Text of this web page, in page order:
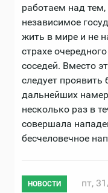
работаем над
независимое
жить в мире и не
страхе
соседей. Вместо
следует проявить
дальнейших
несколько раз в
совершала
бесчеловечное
НОВОСТИ
пт,